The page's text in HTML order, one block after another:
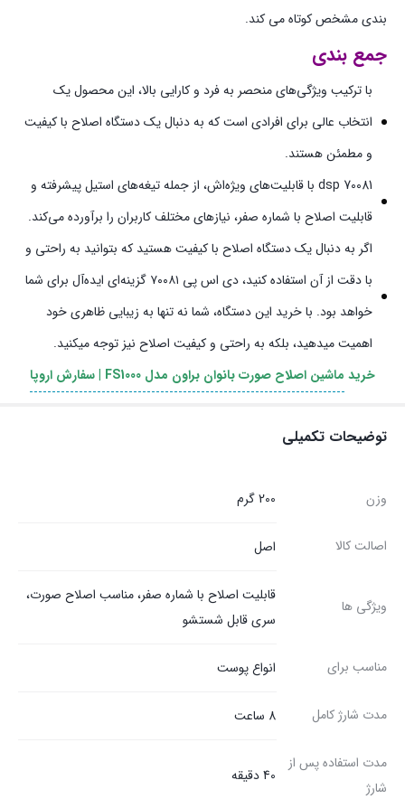
بندی مشخص کوتاه می کند.
جمع بندی
با ترکیب ویژگی‌های منحصر به فرد و کارایی بالا، این محصول یک
انتخاب عالی برای افرادی است که به دنبال یک دستگاه اصلاح با کیفیت
و مطمئن هستند.
dsp 70081 با قابلیت‌های ویژه‌اش، از جمله تیغه‌های استیل پیشرفته و
قابلیت اصلاح با شماره صفر، نیازهای مختلف کاربران را برآورده می‌کند.
اگر به دنبال یک دستگاه اصلاح با کیفیت هستید که بتوانید به راحتی و
با دقت از آن استفاده کنید، دی اس پی ۷۰۰۸۱ گزینه‌ای ایده‌آل برای شما
خواهد بود. با خرید این دستگاه، شما نه تنها به زیبایی ظاهری خود
اهمیت میدهید، بلکه به راحتی و کیفیت اصلاح نیز توجه میکنید.
خرید ماشین اصلاح صورت بانوان براون مدل FS1000 | سفارش اروپا
توضیحات تکمیلی
وزن 200 گرم
اصالت کالا اصل
ویژگی ها
قابلیت اصلاح با شماره صفر، مناسب اصلاح صورت،
سری قابل شستشو
مناسب برای انواع پوست
مدت شارژ کامل 8 ساعت
مدت استفاده پس از
شارژ
40 دقیقه